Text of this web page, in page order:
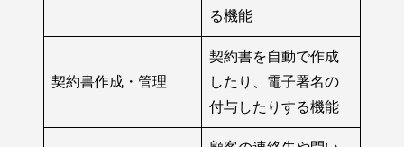
る機能
契約書作成・管理
契約書を自動で作成
したり、電子署名の
付与したりする機能